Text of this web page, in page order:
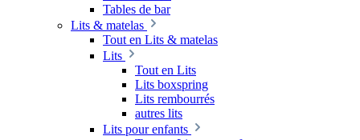
Tables de bar
Lits & matelas
Tout en Lits & matelas
Lits
Tout en Lits
Lits boxspring
Lits rembourrés
autres lits
Lits pour enfants